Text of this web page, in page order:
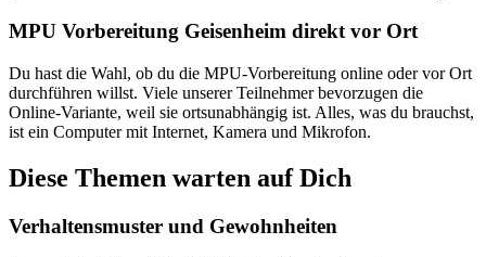
MPU Vorbereitung Geisenheim direkt vor Ort
Du hast die Wahl, ob du die MPU-Vorbereitung online oder vor Ort
durchführen willst. Viele unserer Teilnehmer bevorzugen die
Online-Variante, weil sie ortsunabhängig ist. Alles, was du brauchst,
ist ein Computer mit Internet, Kamera und Mikrofon.
Diese Themen warten auf Dich
Verhaltensmuster und Gewohnheiten